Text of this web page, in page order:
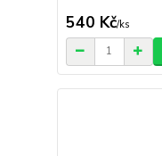
540 Kč/ks